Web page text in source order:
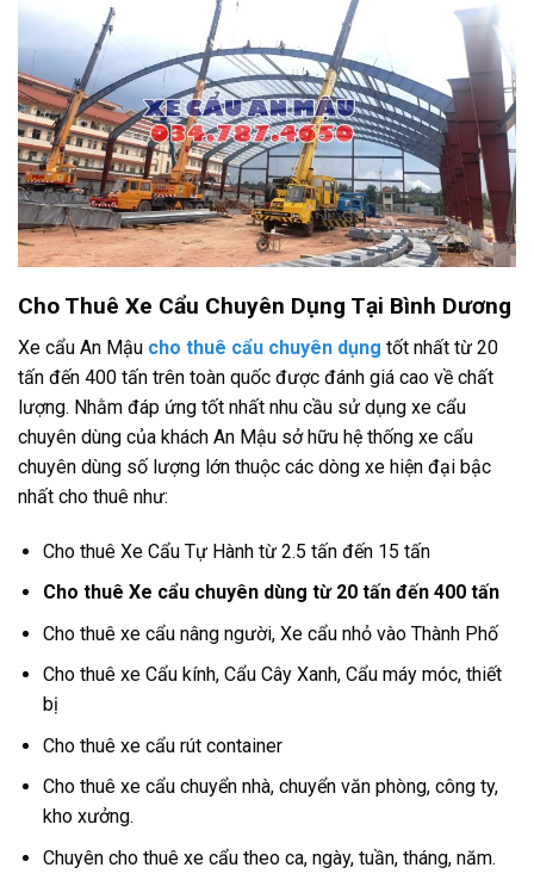
Cho Thuê Xe Cẩu Chuyên Dụng Tại Bình Dương
Xe cẩu An Mậu cho thuê cẩu chuyên dụng tốt nhất từ 20
tấn đến 400 tấn trên toàn quốc được đánh giá cao về chất
lượng. Nhằm đáp ứng tốt nhất nhu cầu sử dụng xe cẩu
chuyên dùng của khách An Mậu sở hữu hệ thống xe cẩu
chuyên dùng số lượng lớn thuộc các dòng xe hiện đại bậc
nhất cho thuê như:
Cho thuê Xe Cẩu Tự Hành từ 2.5 tấn đến 15 tấn
Cho thuê Xe cẩu chuyên dùng từ 20 tấn đến 400 tấn
Cho thuê xe cẩu nâng người, Xe cẩu nhỏ vào Thành Phố
Cho thuê xe Cẩu kính, Cẩu Cây Xanh, Cẩu máy móc, thiết
bị
Cho thuê xe cẩu rút container
Cho thuê xe cẩu chuyển nhà, chuyển văn phòng, công ty,
kho xưởng.
Chuyên cho thuê xe cẩu theo ca, ngày, tuần, tháng, năm.